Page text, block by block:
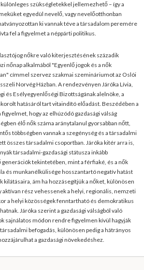
szükségletekkel jellemezhető – így a
egyedül nevelő, vagy nevelőotthonban
ki vannak téve a társadalom peremére
fel a figyelmet a néppárti politikus.
nőkre való kiterjesztésének századik
nőnap alkalmából "Egyenlő jogok és a nők
címmel szervez szakmai szemináriumot az Oslói
Norvég Házban. A rendezvényen Járóka Lívia,
és Esélyegyenlőségi Bizottságának alelnöke, a
hatásáról tart vitaindító előadást. Beszédében a
hogy az elhúzódó gazdasági válság
élő nők száma aránytalanul gyorsabban nőtt,
többségben vannak a szegénység és a társadalmi
összes társadalmi csoportban. Járóka kitér arra is,
társadalmi-gazdasági státusza inkább
tekintetében, mint a férfiaké, és a nők
és munkanélkülisége hosszantartó negatív hatást
kilátásaira, ám ha hozzásegítjük a nőket, különösen
aktívan rész vehessenek a helyi, regionális, nemzeti
a helyi közösségek fenntartható és demokratikus
Járóka szerint a gazdasági válságból való
sajnálatos módon rendre figyelmen kívül hagyják
befogadás, különösen pedig a hátrányos
a gazdasági növekedéshez.